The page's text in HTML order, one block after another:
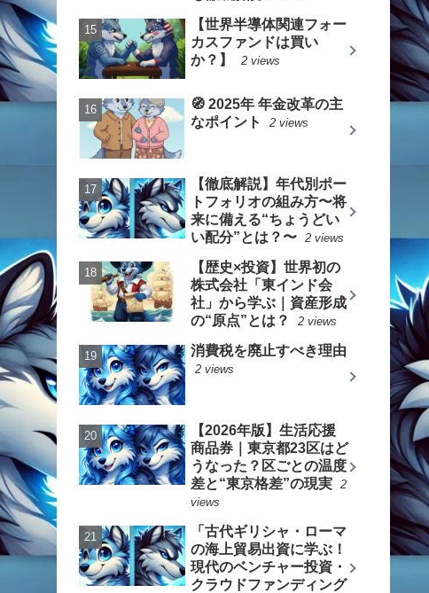
【世界半導体関連フォー
カスファンドは買い
か？】
2 views
🧭 2025年 年金改革の主
なポイント
2 views
【徹底解説】年代別ポー
トフォリオの組み方〜将
来に備える“ちょうどい
い配分”とは？〜 2 views
【歴史×投資】世界初の
株式会社「東インド会
社」から学ぶ｜資産形成
の“原点”とは？
2 views
消費税を廃止すべき理由
2 views
【2026年版】生活応援
商品券｜東京都23区はど
うなった？区ごとの温度
差と“東京格差”の現実 2
views
「古代ギリシャ・ローマ
の海上貿易出資に学ぶ！
現代のベンチャー投資・
クラウドファンディング